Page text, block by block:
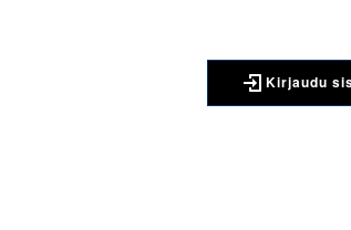
Kirjaudu